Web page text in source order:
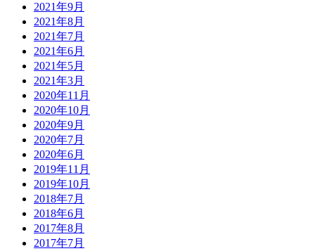
2021年9月
2021年8月
2021年7月
2021年6月
2021年5月
2021年3月
2020年11月
2020年10月
2020年9月
2020年7月
2020年6月
2019年11月
2019年10月
2018年7月
2018年6月
2017年8月
2017年7月